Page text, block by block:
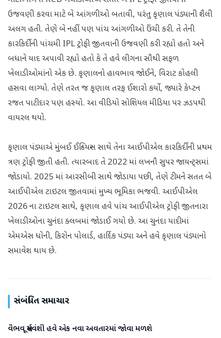
ઉજવણી કરવા માટે બે આંગળીઓ બતાવી, પરંતુ કૃણાલ પંડ્યાની શૈલી
અલગ હતી. તેણે બે નહીં પણ પાંચ આંગળીઓ ઉંચી કરી. તે તેની
કારકિર્દીની પાંચમી IPL ટ્રોફી જીતવાની ઉજવણી કરી રહ્યો હતો અને
બધાને યાદ અપાવી રહ્યો હતો કે તે હવે લીગના સૌથી સફળ
ખેલાડીઓમાંનો એક છે. કૃણાલનો હાવભાવ જોઈને, વિરાટ કોહલી
હસવા લાગ્યો. તેણે તરત જ કૃણાલ તરફ ઈશારો કર્યો, જ્યારે કેપ્ટન
રજત પાટીદાર પણ હસ્યો. આ વીડિયો સોશિયલ મીડિયા પર ઝડપથી
વાયરલ થયો.
કૃણાલ પંડ્યાએ મુંબઈ ઈન્ડિયન્સ સાથે તેના આઈપીએલ કારકિર્દીની પ્રથમ
ત્રણ ટ્રોફી જીતી હતી. ત્યારબાદ તે 2022 માં લખનૌ સુપર જાયન્ટ્સમાં
જોડાયો. 2025 માં આરસીબી સાથે જોડાયા પછી, તેણે ટીમને સતત બે
આઈપીએલ ટાઇટલ જીતવામાં મુખ્ય ભૂમિકા ભજવી. આઈપીએલ
2026 ના ટાઇટલ સાથે, કૃણાલ હવે પાંચ આઈપીએલ ટ્રોફી જીતનારા
ખેલાડીઓના ચુનંદા ક્લબમાં જોડાઈ ગયો છે. આ ચુનંદા યાદીમાં
એમએસ ધોની, કિરોન પોલાર્ડ, હાર્દિક પંડ્યા અને હવે કૃણાલ પંડ્યાનો
સમાવેશ થાય છે.
સંબંધિત સમાચાર
રમતગમત
વૈભવ સૂર્યવંશી હવે એક નવા અવતારમાં જોવા મળશે